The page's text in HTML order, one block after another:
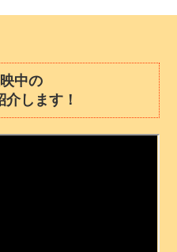
中の
します！